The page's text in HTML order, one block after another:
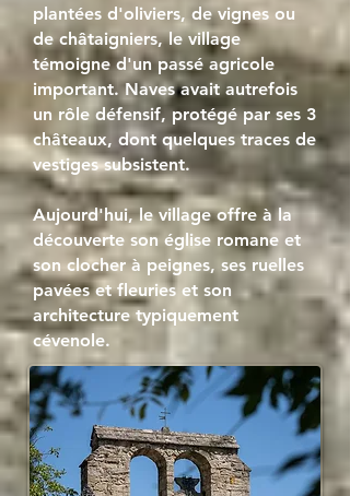
plantées d'oliviers, de vignes ou
de châtaigniers, le village
témoigne d'un passé agricole
important. Naves avait autrefois
un rôle défensif, protégé par ses 3
châteaux, dont quelques traces de
vestiges subsistent.
Aujourd'hui, le village offre à la
découverte son église romane et
son clocher à peignes, ses ruelles
pavées et fleuries et son
architecture typiquement
cévenole.